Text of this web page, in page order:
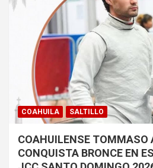
COAHUILA SALTILLO
COAHUILENSE TOMMASO
CONQUISTA BRONCE EN